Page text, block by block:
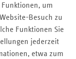
Funktionen, um
Besuch zu
Funktionen Sie
jederzeit
etwa zum